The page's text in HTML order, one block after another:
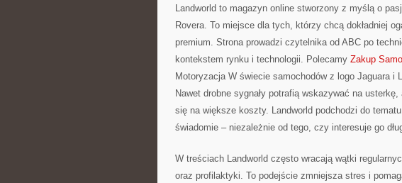
Landworld to magazyn online stworzony z myślą o
Rovera. To miejsce dla tych, którzy chcą dokładniej
premium. Strona prowadzi czytelnika od ABC po
kontekstem rynku i technologii. Polecamy Zakup
Motoryzacja W świecie samochodów z logo Jaguara i
Nawet drobne sygnały potrafią wskazywać na usterkę,
się na większe koszty. Landworld podchodzi do tematu
świadomie – niezależnie od tego, czy interesuje go
W treściach Landworld często wracają wątki
oraz profilaktyki. To podejście zmniejsza stres i